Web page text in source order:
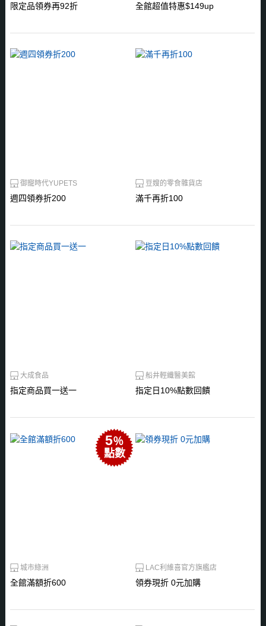
限定品領券再92折 全館超值特惠$149up
週四領券折200
御寵時代YUPETS
滿千再折100
豆嫂的零食雜貨店
指定商品買一送一
大成食品
指定日10%點數回饋
船井輕纖醫美館
5％
點數
全館滿額折600
城市綠洲
領券現折 0元加購
LAC利維喜官方旗艦店